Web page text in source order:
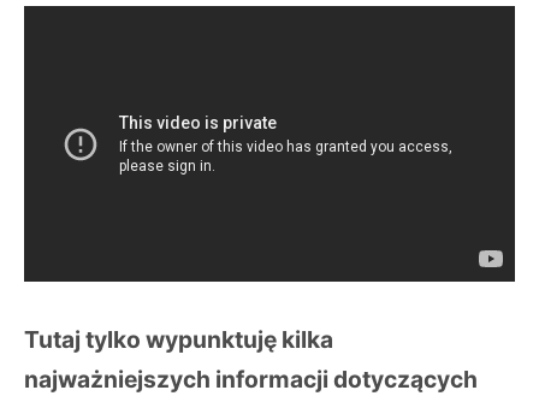
Tutaj tylko wypunktuję kilka
najważniejszych informacji dotyczących